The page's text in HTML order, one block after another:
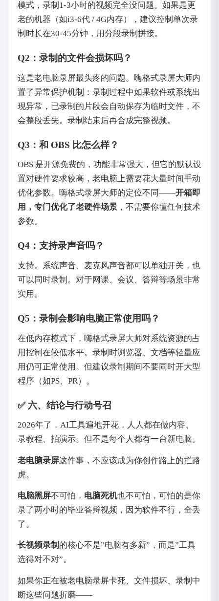
模式，录制1-3小时的视频完全没问题。如果是更
老的机器（如i3-6代 / 4G内存），建议控制单次录
制时长在30-45分钟，用分段录制拼接。
Q2：录制的文件会损坏吗？
这是老电脑录屏最头疼的问题。嗨格式录屏大师内
置了异常保护机制：录制过程中如果软件或系统出
现异常，已录制的片段会自动保存为临时文件，不
会整段丢失。录制结束后再合成完整视频。
Q3：和 OBS 比怎么样？
OBS 是开源免费的，功能非常强大，但它的默认设
置对硬件要求较高，老电脑上需要花大量时间手动
优化参数。嗨格式录屏大师的定位不同——开箱即
用，专门优化了老硬件场景，不需要你懂任何技术
参数。
Q4：支持录声音吗？
支持。系统声音、麦克风声音都可以单独开关，也
可以同时录制。对于网课、会议、答辩等场景非常
实用。
Q5：录制会影响电脑正常使用吗？
在低内存模式下，嗨格式录屏大师对系统资源的占
用控制在较低水平。录制时浏览器、文档等轻量应
用仍可正常使用。但建议录制期间不要同时开大型
程序（如PS、PR）。
✅ 六、结论与行动号召
2026年了，AI工具遍地开花，人人都在做内容、
录教程、拍演示。但不是每个人都有一台新电脑。
老电脑录屏这件事，不应该成为你创作路上的拦路
虎。
电脑黑屏不可怕， 电脑死机也不可怕，可怕的是你
录了两小时的毕业答辩视频，因为软件不行，全丢
了。
长视频录制 的核心不是”电脑有多新”，而是”工具
选得对不对”。
如果你正在被老电脑录屏卡死、文件损坏、录制中
断这些问题折磨——